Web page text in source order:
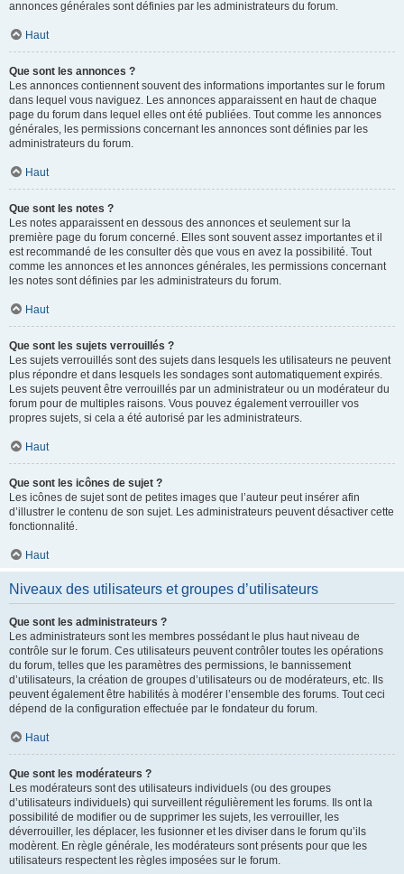
annonces générales sont définies par les administrateurs du forum.
Haut
Que sont les annonces ?
Les annonces contiennent souvent des informations importantes sur le forum
dans lequel vous naviguez. Les annonces apparaissent en haut de chaque
page du forum dans lequel elles ont été publiées. Tout comme les annonces
générales, les permissions concernant les annonces sont définies par les
administrateurs du forum.
Haut
Que sont les notes ?
Les notes apparaissent en dessous des annonces et seulement sur la
première page du forum concerné. Elles sont souvent assez importantes et il
est recommandé de les consulter dès que vous en avez la possibilité. Tout
comme les annonces et les annonces générales, les permissions concernant
les notes sont définies par les administrateurs du forum.
Haut
Que sont les sujets verrouillés ?
Les sujets verrouillés sont des sujets dans lesquels les utilisateurs ne peuvent
plus répondre et dans lesquels les sondages sont automatiquement expirés.
Les sujets peuvent être verrouillés par un administrateur ou un modérateur du
forum pour de multiples raisons. Vous pouvez également verrouiller vos
propres sujets, si cela a été autorisé par les administrateurs.
Haut
Que sont les icônes de sujet ?
Les icônes de sujet sont de petites images que l’auteur peut insérer afin
d’illustrer le contenu de son sujet. Les administrateurs peuvent désactiver cette
fonctionnalité.
Haut
Niveaux des utilisateurs et groupes d’utilisateurs
Que sont les administrateurs ?
Les administrateurs sont les membres possédant le plus haut niveau de
contrôle sur le forum. Ces utilisateurs peuvent contrôler toutes les opérations
du forum, telles que les paramètres des permissions, le bannissement
d’utilisateurs, la création de groupes d’utilisateurs ou de modérateurs, etc. Ils
peuvent également être habilités à modérer l’ensemble des forums. Tout ceci
dépend de la configuration effectuée par le fondateur du forum.
Haut
Que sont les modérateurs ?
Les modérateurs sont des utilisateurs individuels (ou des groupes
d’utilisateurs individuels) qui surveillent régulièrement les forums. Ils ont la
possibilité de modifier ou de supprimer les sujets, les verrouiller, les
déverrouiller, les déplacer, les fusionner et les diviser dans le forum qu’ils
modèrent. En règle générale, les modérateurs sont présents pour que les
utilisateurs respectent les règles imposées sur le forum.